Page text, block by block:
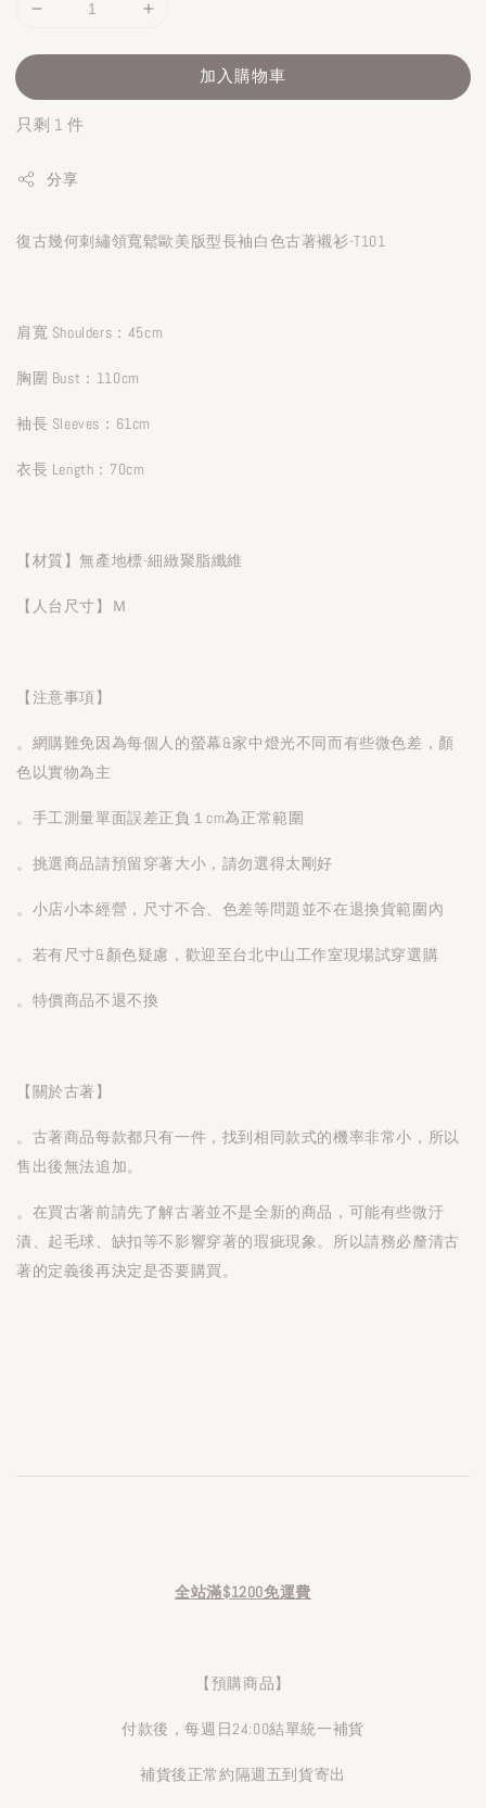
加入購物車
只剩 1 件
分享
復古幾何刺繡領寬鬆歐美版型長袖白色古著襯衫-T101
肩寬 Shoulders：45cm
胸圍 Bust：110cm
袖長 Sleeves：61cm
衣長 Length：70cm
【材質】無產地標-細緻聚脂纖維
【人台尺寸】Ｍ
【注意事項】
。網購難免因為每個人的螢幕&家中燈光不同而有些微色差，顏
色以實物為主
。手工測量單面誤差正負１cm為正常範圍
。挑選商品請預留穿著大小，請勿選得太剛好
。小店小本經營，尺寸不合、色差等問題並不在退換貨範圍內
。若有尺寸&顏色疑慮，歡迎至台北中山工作室現場試穿選購
。特價商品不退不換
【關於古著】
。古著商品每款都只有一件，找到相同款式的機率非常小，所以
售出後無法追加。
。在買古著前請先了解古著並不是全新的商品，可能有些微汙
漬、起毛球、缺扣等不影響穿著的瑕疵現象。所以請務必釐清古
著的定義後再決定是否要購買。
全站滿$1200免運費
【預購商品】
付款後，每週日24:00結單統一補貨
補貨後正常約隔週五到貨寄出